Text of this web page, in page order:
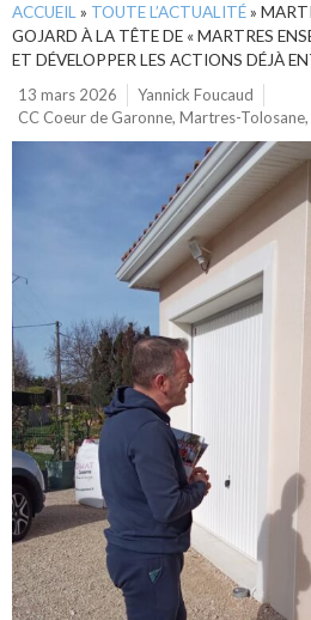
ACCUEIL » TOUTE L’ACTUALITÉ»
GOJARD À LA TÊTE DE « MARTRES
ET DÉVELOPPER LES ACTIONS DÉJÀ
13 mars 2026
Yannick Foucaud
CC Coeur de Garonne, Martres-Tolosane,